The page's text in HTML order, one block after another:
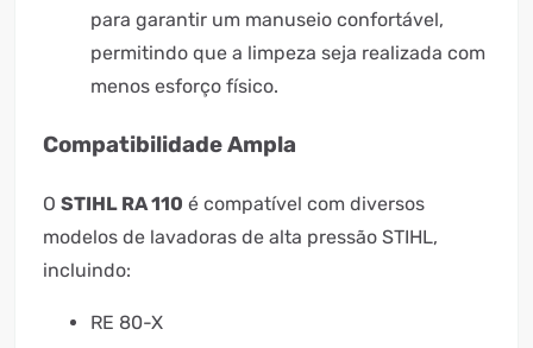
para garantir um manuseio confortável,
permitindo que a limpeza seja realizada com
menos esforço físico.
Compatibilidade Ampla
O STIHL RA 110 é compatível com diversos
modelos de lavadoras de alta pressão STIHL,
incluindo:
RE 80-X